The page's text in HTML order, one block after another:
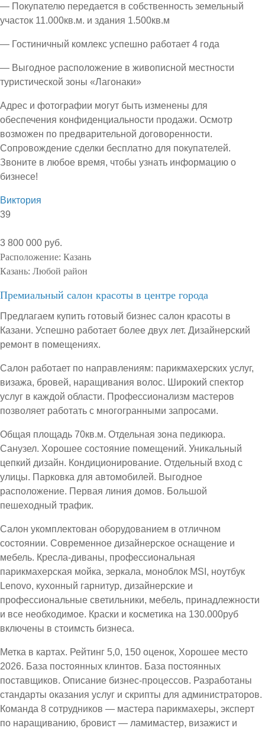
— Покупателю передается в собственность земельный
участок 11.000кв.м. и здания 1.500кв.м
— Гостиничный комлекс успешно работает 4 года
— Выгодное расположение в живописной местности
туристической зоны «Лагонаки»
Адрес и фотографии могут быть изменены для
обеспечения конфиденциальности продажи. Осмотр
возможен по предварительной договоренности.
Сопровождение сделки бесплатно для покупателей.
Звоните в любое время, чтобы узнать информацию о
бизнесе!
Виктория
39
3 800 000 руб.
Расположение: Казань
Казань: Любой район
Премиальный салон красоты в центре города
Предлагаем купить готовый бизнес салон красоты в
Казани. Успешно работает более двух лет. Дизайнерский
ремонт в помещениях.
Салон работает по направлениям: парикмахерских услуг,
визажа, бровей, наращивания волос. Широкий спектор
услуг в каждой области. Профессионализм мастеров
позволяет работать с многогранными запросами.
Общая площадь 70кв.м. Отдельная зона педикюра.
Санузел. Хорошее состояние помещений. Уникальный
цепкий дизайн. Кондиционирование. Отдельный вход с
улицы. Парковка для автомобилей. Выгодное
расположение. Первая линия домов. Большой
пешеходный трафик.
Салон укомплектован оборудованием в отличном
состоянии. Современное дизайнерское оснащение и
мебель. Кресла-диваны, профессиональная
парикмахерская мойка, зеркала, моноблок MSI, ноутбук
Lenovo, кухонный гарнитур, дизайнерские и
профессиональные светильники, мебель, принадлежности
и все необходимое. Краски и косметика на 130.000руб
включены в стоимсть бизнеса.
Метка в картах. Рейтинг 5,0, 150 оценок, Хорошее место
2026. База постоянных клинтов. База постоянных
поставщиков. Описание бизнес-процессов. Разработаны
стандарты оказания услуг и скрипты для администраторов.
Команда 8 сотрудников — мастера парикмахеры, эксперт
по наращиванию, бровист — ламимастер, визажист и